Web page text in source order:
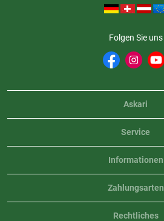
Folgen Sie uns
Askari
Service
Informationen
Rechtliches
Zahlungsarten